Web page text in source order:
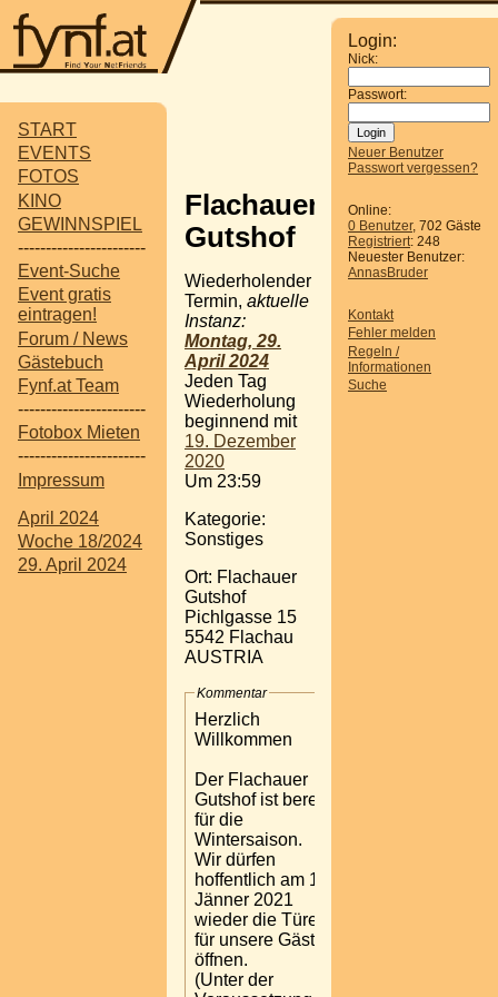
START
EVENTS
FOTOS
KINO
GEWINNSPIEL
-----------------------
Event-Suche
Event gratis
eintragen!
Forum / News
Gästebuch
Fynf.at Team
-----------------------
Fotobox Mieten
-----------------------
Impressum
April 2024
Woche 18/2024
29. April 2024
Login:
Nick:
Passwort:
Neuer Benutzer
Passwort vergessen?
Online:
0 Benutzer, 702 Gäste
Registriert: 248
Neuester Benutzer:
AnnasBruder
Kontakt
Fehler melden
Regeln /
Informationen
Suche
Flachauer
Gutshof
Wiederholender
Termin, aktuelle
Instanz:
Montag, 29.
April 2024
Jeden Tag
Wiederholung
beginnend mit
19. Dezember
2020
Um 23:59
Kategorie:
Sonstiges
Ort: Flachauer
Gutshof
Pichlgasse 15
5542 Flachau
AUSTRIA
Kommentar
Herzlich
Willkommen
Der Flachauer
Gutshof ist bereit
für die
Wintersaison.
Wir dürfen
hoffentlich am 18.
Jänner 2021
wieder die Türen
für unsere Gäste
öffnen.
(Unter der